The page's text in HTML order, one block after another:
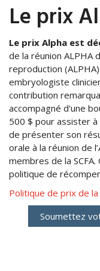
Le prix
Le prix Alpha est
de la réunion ALPHA
reproduction
embryologiste
contribution
accompagné d'une
500 $ pour assister à
de présenter son
orale à la réunion de
membres de la
politique de
Politique de prix de la
Soumettez